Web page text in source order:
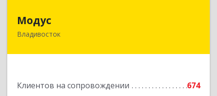
Модус
Владивосток
Клиентов на сопровождении
674
690091, Приморский край, Владивосток г, ул.